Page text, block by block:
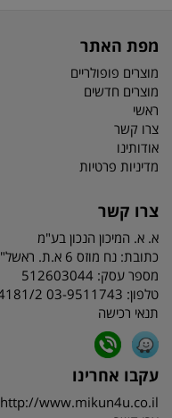
מפת האתר
מוצרים פופולריים
מוצרים חדשים
ראשי
צרו קשר
אודותינו
מדיניות פרטיות
צרו קשר
א. א. המיכון הנכון בע"מ
כתובת: נח מוזס 6 א.ת. ראשל"צ
מספר עסק: 512603044
טלפון: 03-9511743 03-9514181/2
תנאי רכישה
עקבו אחרינו
http://www.mikun4u.co.il